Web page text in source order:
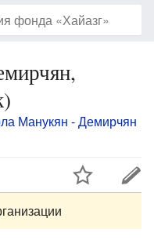
Манукян - Демирчян